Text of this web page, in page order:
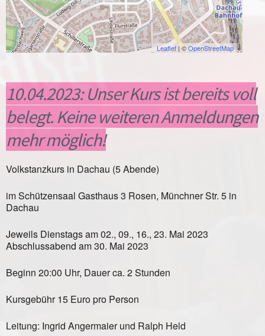
Leaflet | ©OpenStreetMap
10.04.2023: Unser Kurs ist bereits voll
belegt. Keine weiteren Anmeldungen
mehr möglich!
Volkstanzkurs in Dachau (5 Abende)
im Schützensaal Gasthaus 3 Rosen, Münchner Str. 5 in
Dachau
Jeweils Dienstags am 02., 09., 16., 23. Mai 2023
Abschlussabend am 30. Mai 2023
Beginn 20:00 Uhr, Dauer ca. 2 Stunden
Kursgebühr 15 Euro pro Person
Leitung: Ingrid Angermaier und Ralph Held